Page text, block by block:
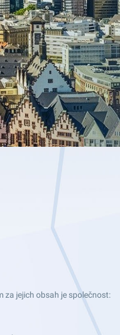
jejich obsah je společnost: